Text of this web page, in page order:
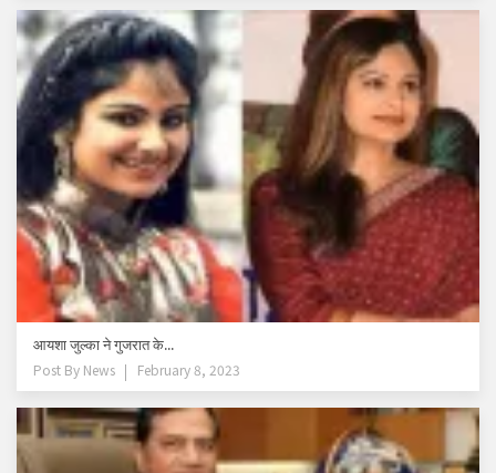
आयशा जुल्का ने गुजरात के...
Post By News February 8, 2023